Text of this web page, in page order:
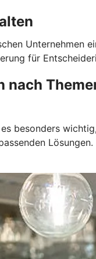
Unternehmen
für
nach
besonders
Lösungen.